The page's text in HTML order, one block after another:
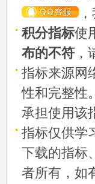
积分指标使
布的不符
指标来源网
性和完整性
承担使用该
指标仅供学
下载的指标
者所有，如